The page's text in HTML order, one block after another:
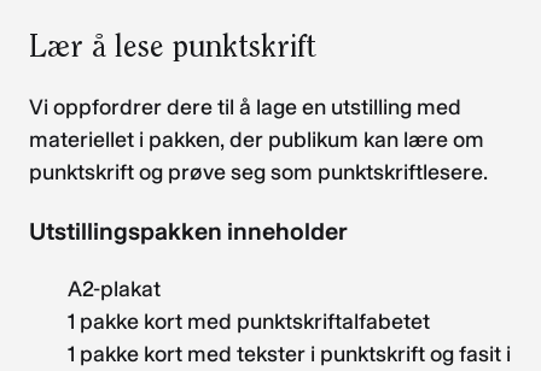
Lær å lese punktskrift
Vi oppfordrer dere til å lage en utstilling med
materiellet i pakken, der publikum kan lære om
punktskrift og prøve seg som punktskriftlesere.
Utstillingspakken inneholder
A2-plakat
1 pakke kort med punktskriftalfabetet
1 pakke kort med tekster i punktskrift og fasit i